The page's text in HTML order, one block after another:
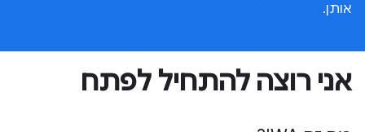
אותן.
אני רוצה להתחיל לפתח